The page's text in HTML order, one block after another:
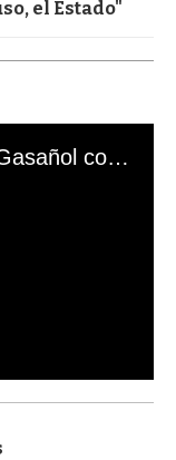
el Estado"
El mal momento de Yanina Gasañol con un hincha argentino en "Subrayado"